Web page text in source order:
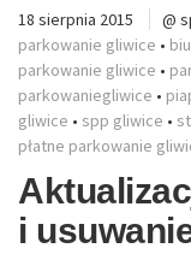
18 sierpnia 2015 @
parkowanie gliwice •
parkowanie gliwice •
parkowaniegliwice •
gliwice • spp gliwice •
płatne parkowanie
i